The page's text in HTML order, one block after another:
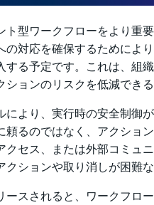
ト型ワークフローをより重
の対応を確保するためによ
する予定です。これは、組
ションのリスクを低減でき
により、実行時の安全制御
頼るのではなく、アクショ
クセス、または外部コミュ
クションや取り消しが困難
ースされると、ワークフロ